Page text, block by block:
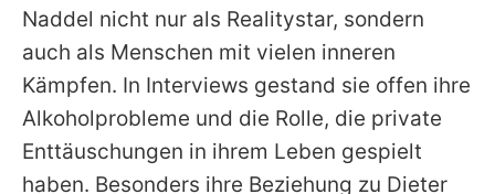
Naddel nicht nur als Realitystar, sondern
auch als Menschen mit vielen inneren
Kämpfen. In Interviews gestand sie offen ihre
Alkoholprobleme und die Rolle, die private
Enttäuschungen in ihrem Leben gespielt
haben. Besonders ihre Beziehung zu Dieter